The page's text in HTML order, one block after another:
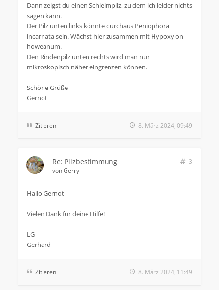
Dann zeigst du einen Schleimpilz, zu dem ich leider nichts
sagen kann.
Der Pilz unten links könnte durchaus Peniophora
incarnata sein. Wächst hier zusammen mit Hypoxylon
howeanum.
Den Rindenpilz unten rechts wird man nur
mikroskopisch näher eingrenzen können.
Schöne Grüße
Gernot
Zitieren 8. März 2024, 09:49
Re: Pilzbestimmung
3
vonGerry
Hallo Gernot
Vielen Dank für deine Hilfe!
LG
Gerhard
Zitieren 8. März 2024, 11:49